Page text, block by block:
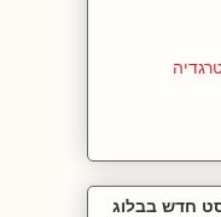
חדש בבלוג